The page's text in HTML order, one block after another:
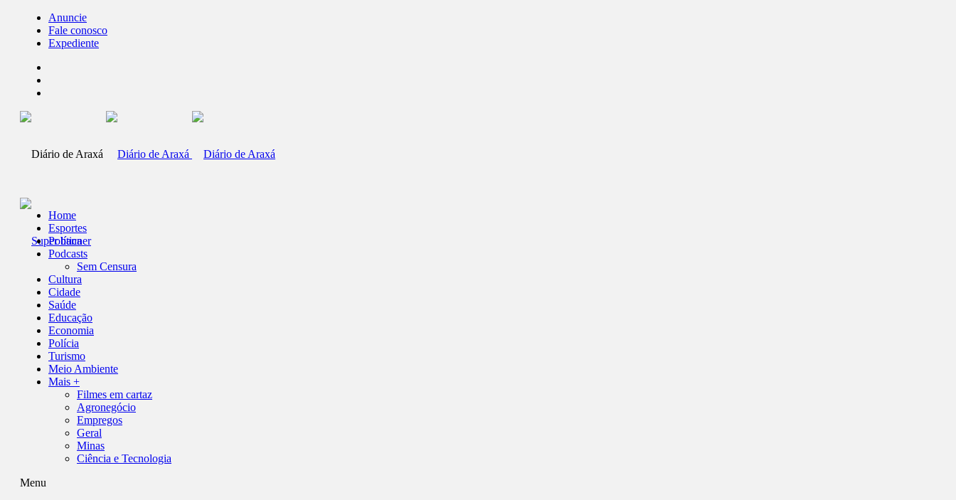
Anuncie
Fale conosco
Expediente
Home
Esportes
Política
Podcasts
Sem Censura
Cultura
Cidade
Saúde
Educação
Economia
Polícia
Turismo
Meio Ambiente
Mais +
Filmes em cartaz
Agronegócio
Empregos
Geral
Minas
Ciência e Tecnologia
Menu